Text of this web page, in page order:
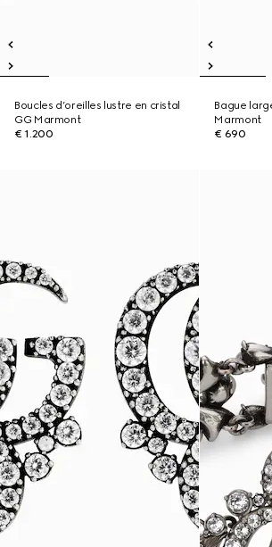
Boucles d’oreilles lustre en cristal
GG Marmont
€ 1.200
Bague
Marmont
€ 690